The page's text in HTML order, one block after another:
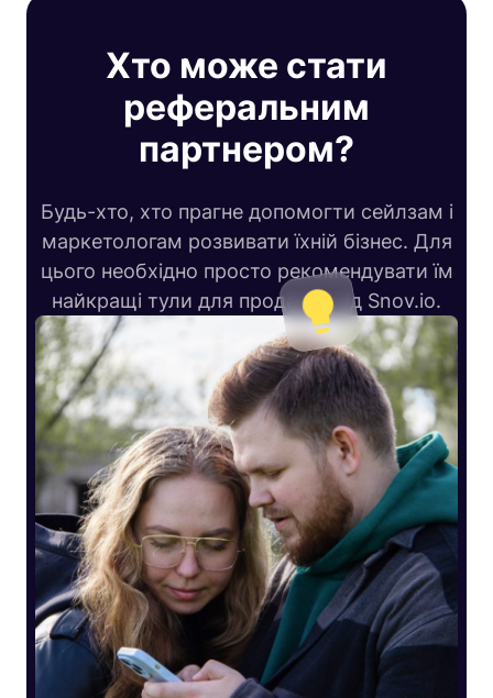
Хто може стати
реферальним
партнером?
Будь-хто, хто прагне допомогти сейлзам і
маркетологам розвивати їхній бізнес. Для
цього необхідно просто рекомендувати їм
найкращі тули для продажів від Snov.io.